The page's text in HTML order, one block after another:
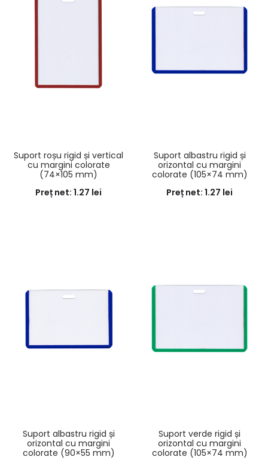
Suport roșu rigid și vertical
cu margini colorate
(74×105 mm)
Preț net: 1.27 lei
Suport albastru rigid și
orizontal cu margini
colorate (105×74 mm)
Preț net: 1.27 lei
Suport albastru rigid și
orizontal cu margini
colorate (90×55 mm)
Suport verde rigid și
orizontal cu margini
colorate (105×74 mm)